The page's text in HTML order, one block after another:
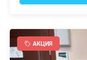
АКЦИЯ